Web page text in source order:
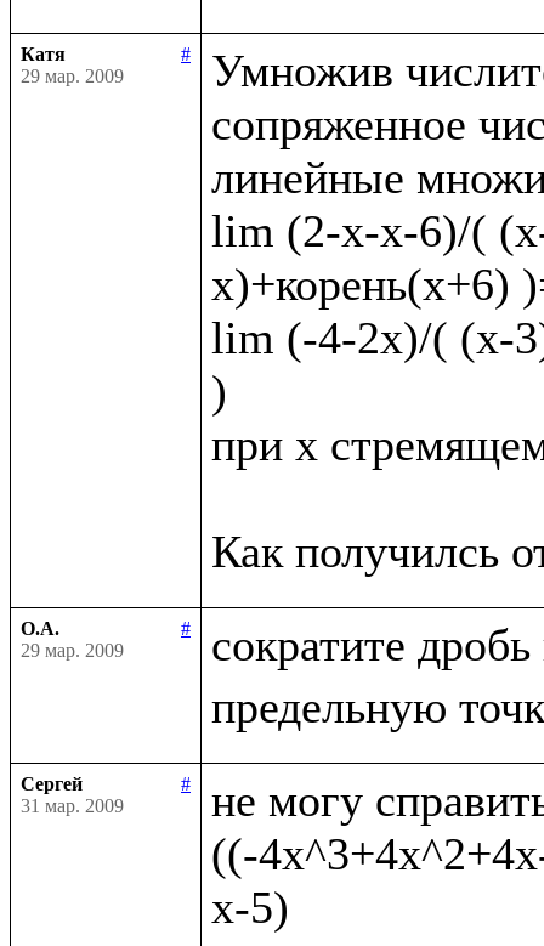
Катя
#
29 мар. 2009
Умножив
сопряженное
линейные
lim (2-x-x-6)/(
x)+корень(x+6)
lim (-4-2x)/( (x-
)
при x
О.А.
#
29 мар. 2009
сократите дробь
Сергей
#
31 мар. 2009
не могу
((-